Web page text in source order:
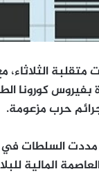
الثلاثاء،
بفيروس كورونا
حرب مزعومة.
السلطات في
للبلاد،